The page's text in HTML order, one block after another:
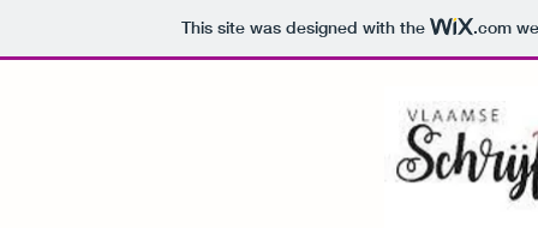
This site was designed with the .com